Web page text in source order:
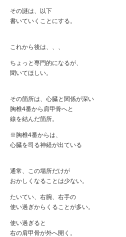
その謎は、以下
書いていくことにする。
これから後は、、、
ちょっと専門的になるが、
聞いてほしい。
その箇所は、心臓と関係が深い
胸椎4番から肩甲骨へと
線を結んだ箇所。
※胸椎4番からは、
心臓を司る神経が出ている
通常、この場所だけが
おかしくなることは少ない。
たいてい、右腕、右手の
使い過ぎからくることが多い。
使い過ぎると
右の肩甲骨が外へ開く。